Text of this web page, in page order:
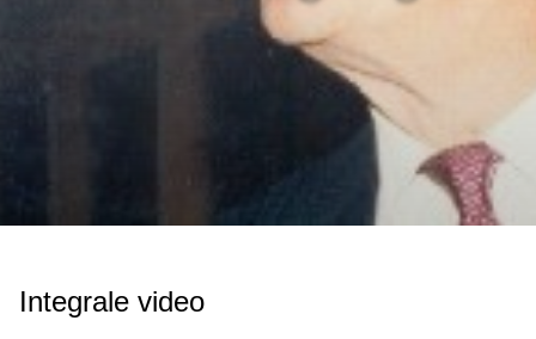
Integrale video